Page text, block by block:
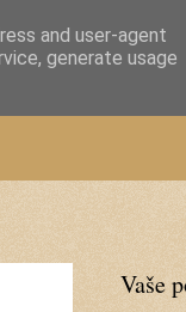
Vaše
and user-agent
generate usage